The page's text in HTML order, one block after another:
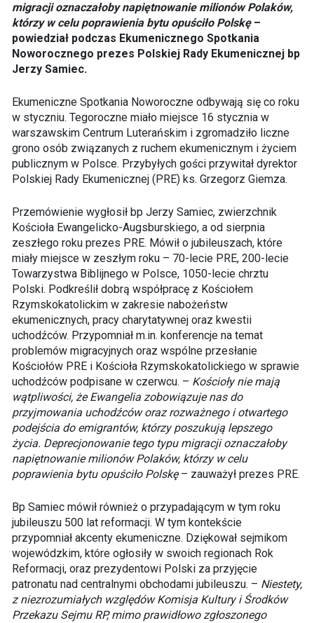
migracji oznaczałoby napiętnowanie milionów Polaków,
którzy w celu poprawienia bytu opuściło Polskę –
powiedział podczas Ekumenicznego Spotkania
Noworocznego prezes Polskiej Rady Ekumenicznej bp
Jerzy Samiec.
Ekumeniczne Spotkania Noworoczne odbywają się co roku
w styczniu. Tegoroczne miało miejsce 16 stycznia w
warszawskim Centrum Luterańskim i zgromadziło liczne
grono osób związanych z ruchem ekumenicznym i życiem
publicznym w Polsce. Przybyłych gości przywitał dyrektor
Polskiej Rady Ekumenicznej (PRE) ks. Grzegorz Giemza.
Przemówienie wygłosił bp Jerzy Samiec, zwierzchnik
Kościoła Ewangelicko-Augsburskiego, a od sierpnia
zeszłego roku prezes PRE. Mówił o jubileuszach, które
miały miejsce w zeszłym roku – 70-lecie PRE, 200-lecie
Towarzystwa Biblijnego w Polsce, 1050-lecie chrztu
Polski. Podkreślił dobrą współpracę z Kościołem
Rzymskokatolickim w zakresie nabożeństw
ekumenicznych, pracy charytatywnej oraz kwestii
uchodźców. Przypomniał m.in. konferencje na temat
problemów migracyjnych oraz wspólne przesłanie
Kościołów PRE i Kościoła Rzymskokatolickiego w sprawie
uchodźców podpisane w czerwcu. – Kościoły nie mają
wątpliwości, że Ewangelia zobowiązuje nas do
przyjmowania uchodźców oraz rozważnego i otwartego
podejścia do emigrantów, którzy poszukują lepszego
życia. Deprecjonowanie tego typu migracji oznaczałoby
napiętnowanie milionów Polaków, którzy w celu
poprawienia bytu opuściło Polskę– zauważył prezes PRE.
Bp Samiec mówił również o przypadającym w tym roku
jubileuszu 500 lat reformacji. W tym kontekście
przypomniał akcenty ekumeniczne. Dziękował sejmikom
wojewódzkim, które ogłosiły w swoich regionach Rok
Reformacji, oraz prezydentowi Polski za przyjęcie
patronatu nad centralnymi obchodami jubileuszu. – Niestety,
z niezrozumiałych względów Komisja Kultury i Środków
Przekazu Sejmu RP, mimo prawidłowo zgłoszonego